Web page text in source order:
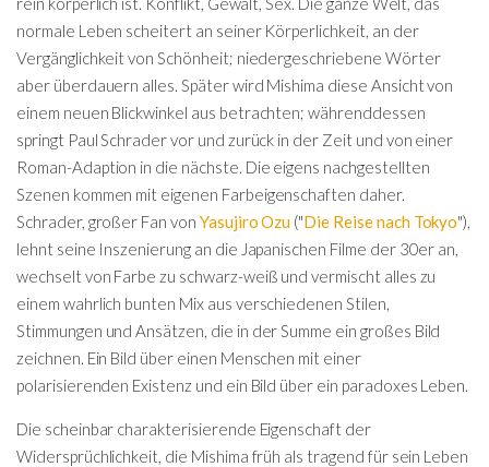
normale Leben scheitert an seiner Körperlichkeit, an der
Vergänglichkeit von Schönheit; niedergeschriebene Wörter
aber überdauern alles. Später wird Mishima diese Ansicht von
einem neuen Blickwinkel aus betrachten; währenddessen
springt Paul Schrader vor und zurück in der Zeit und von einer
Roman-Adaption in die nächste. Die eigens nachgestellten
Szenen kommen mit eigenen Farbeigenschaften daher.
Schrader, großer Fan von Yasujiro Ozu ("Die Reise nach Tokyo"),
lehnt seine Inszenierung an die Japanischen Filme der 30er an,
wechselt von Farbe zu schwarz-weiß und vermischt alles zu
einem wahrlich bunten Mix aus verschiedenen Stilen,
Stimmungen und Ansätzen, die in der Summe ein großes Bild
zeichnen. Ein Bild über einen Menschen mit einer
polarisierenden Existenz und ein Bild über ein paradoxes Leben.
Die scheinbar charakterisierende Eigenschaft der
Widersprüchlichkeit, die Mishima früh als tragend für sein Leben